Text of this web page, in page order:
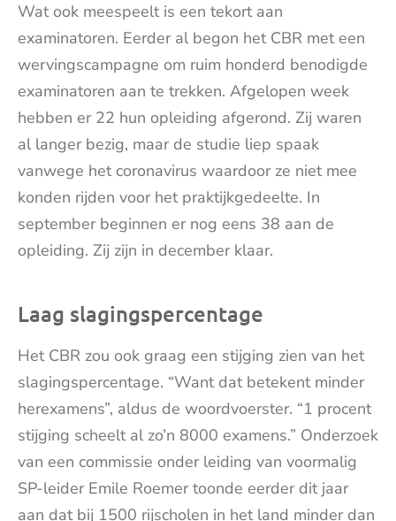
Wat ook meespeelt is een tekort aan
examinatoren. Eerder al begon het CBR met een
wervingscampagne om ruim honderd benodigde
examinatoren aan te trekken. Afgelopen week
hebben er 22 hun opleiding afgerond. Zij waren
al langer bezig, maar de studie liep spaak
vanwege het coronavirus waardoor ze niet mee
konden rijden voor het praktijkgedeelte. In
september beginnen er nog eens 38 aan de
opleiding. Zij zijn in december klaar.
Laag slagingspercentage
Het CBR zou ook graag een stijging zien van het
slagingspercentage. “Want dat betekent minder
herexamens”, aldus de woordvoerster. “1 procent
stijging scheelt al zo’n 8000 examens.” Onderzoek
van een commissie onder leiding van voormalig
SP-leider Emile Roemer toonde eerder dit jaar
aan dat bij 1500 rijscholen in het land minder dan